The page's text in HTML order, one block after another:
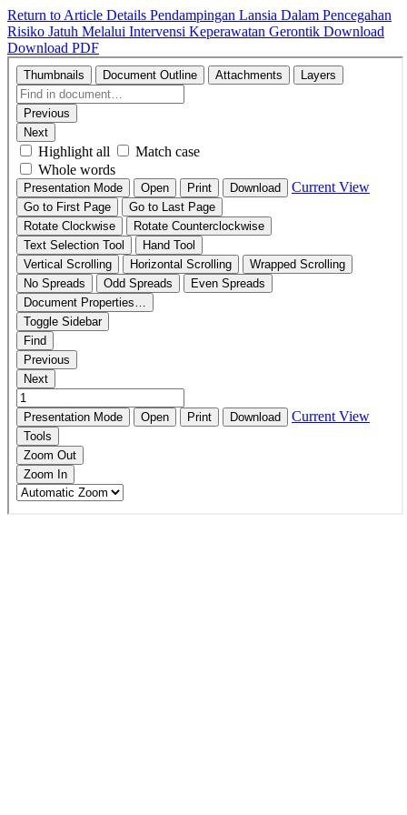
Return to Article Details Pendampingan Lansia Dalam Pencegahan
Risiko Jatuh Melalui Intervensi Keperawatan Gerontik Download
Download PDF